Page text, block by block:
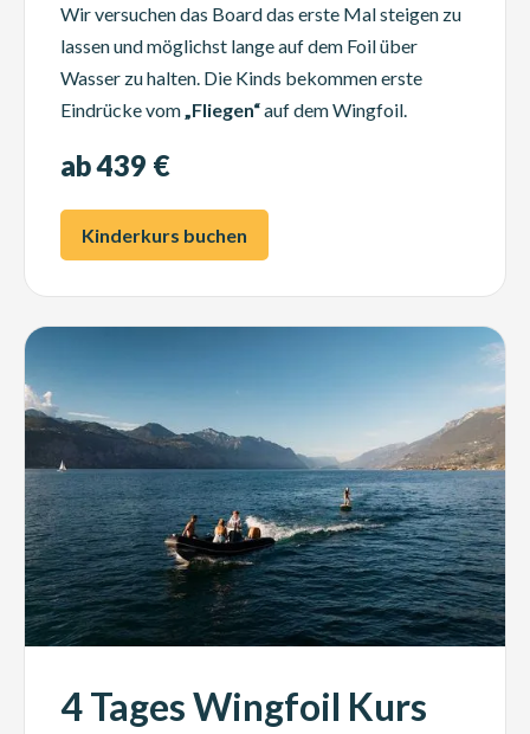
Wir versuchen das Board das erste Mal steigen zu
lassen und möglichst lange auf dem Foil über
Wasser zu halten. Die Kinds bekommen erste
Eindrücke vom„Fliegen“auf dem Wingfoil.
ab 439 €
Kinderkurs buchen
4 Tages Wingfoil Kurs